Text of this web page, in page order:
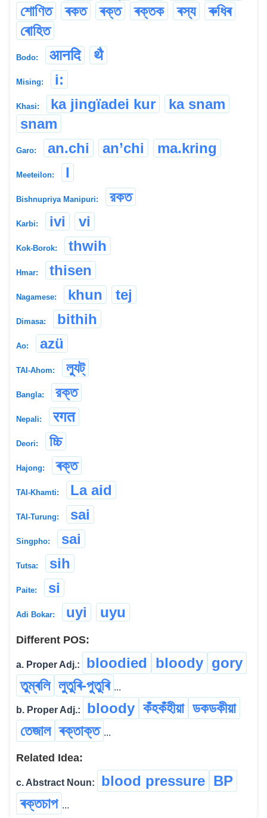
শোণিত
ৰকত ৰক্ত ৰক্তক ৰস্য
ৰুধিৰ
ৰোহিত
Bodo: आनदि थै
Mising: i:
Khasi: ka jingïadei kur
ka snam
snam
Garo: an.chi an’chi ma.kring
Meeteilon: I
Bishnupriya Manipuri: রকত
Karbi: ivi vi
Kok-Borok: thwih
Hmar: thisen
Nagamese: khun tej
Dimasa: bithih
Ao: azü
TAI-Ahom: ল্যুট্
Bangla: রক্ত
Nepali: रगत
Deori: চ্চি
Hajong: ৰক্ত
TAI-Khamti: La aid
TAI-Turung: sai
Singpho: sai
Tutsa: sih
Paite: si
Adi Bokar: uyi uyu
Different POS:
a. Proper Adj.: bloodied bloody gory
তুম্‌ৰলি লুতুৰি-পুতুৰি ...
b. Proper Adj.: bloody কঁহকঁহীয়া ডকডকীয়া
তেজাল ৰক্তাক্ত ...
Related Idea:
c. Abstract Noun: blood pressure BP
ৰক্তচাপ ...